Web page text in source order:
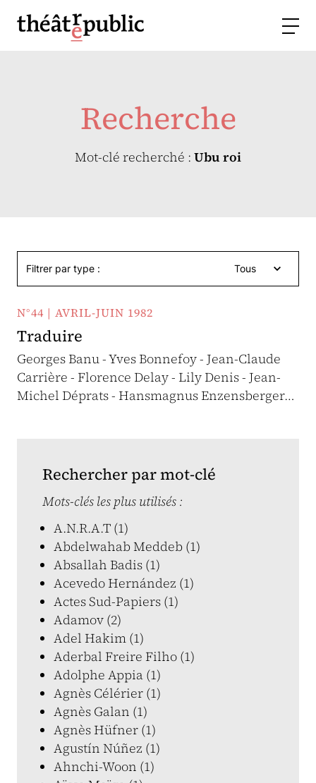
Recherche
Mot-clé recherché : Ubu roi
Filtrer par type : Tous
N°44 | AVRIL-JUIN 1982
Traduire
Georges Banu - Yves Bonnefoy - Jean-Claude
Carrière - Florence Delay - Lily Denis - Jean-
Michel Déprats - Hansmagnus Enzensberger…
Rechercher par mot-clé
Mots-clés les plus utilisés :
A.N.R.A.T (1)
Abdelwahab Meddeb (1)
Absallah Badis (1)
Acevedo Hernández (1)
Actes Sud-Papiers (1)
Adamov (2)
Adel Hakim (1)
Aderbal Freire Filho (1)
Adolphe Appia (1)
Agnès Célérier (1)
Agnès Galan (1)
Agnès Hüfner (1)
Agustín Núñez (1)
Ahnchi-Woon (1)